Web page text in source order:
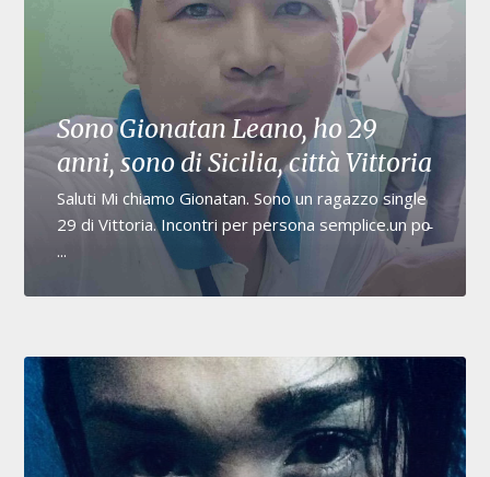
Sono Gionatan Leano, ho 29
anni, sono di Sicilia, città Vittoria
Saluti Mi chiamo Gionatan. Sono un ragazzo single
29 di Vittoria. Incontri per persona semplice.un po̵
...